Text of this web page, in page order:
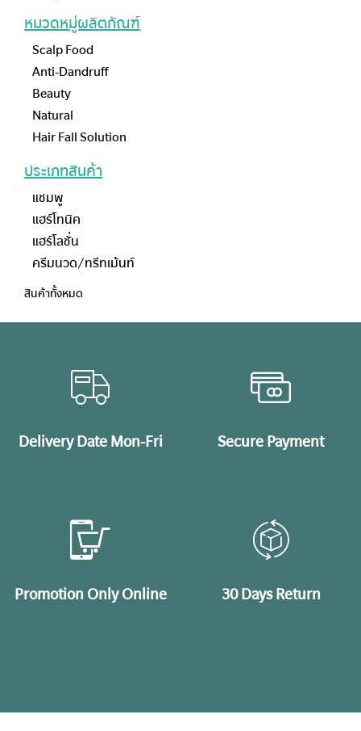
หมวดหมู่ผลิตภัณฑ์
Scalp Food
Anti-Dandruff
Beauty
Natural
Hair Fall Solution
ประเภทสินค้า
แชมพู
แฮร์โทนิค
แฮร์โลชั่น
ครีมนวด/ทรีทเม้นท์
สินค้าทั้งหมด
Delivery Date Mon-Fri Secure Payment
Promotion Only Online 30 Days Return